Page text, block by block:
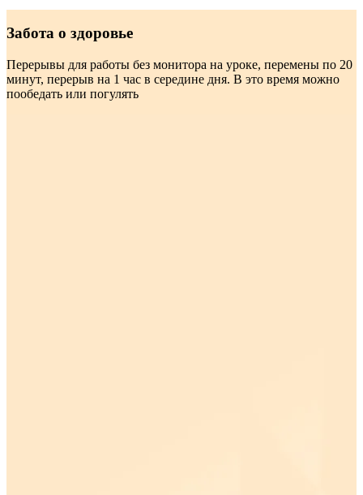
Забота о здоровье
Перерывы для работы без монитора на уроке, перемены по 20
минут, перерыв на 1 час в середине дня. В это время можно
пообедать или погулять